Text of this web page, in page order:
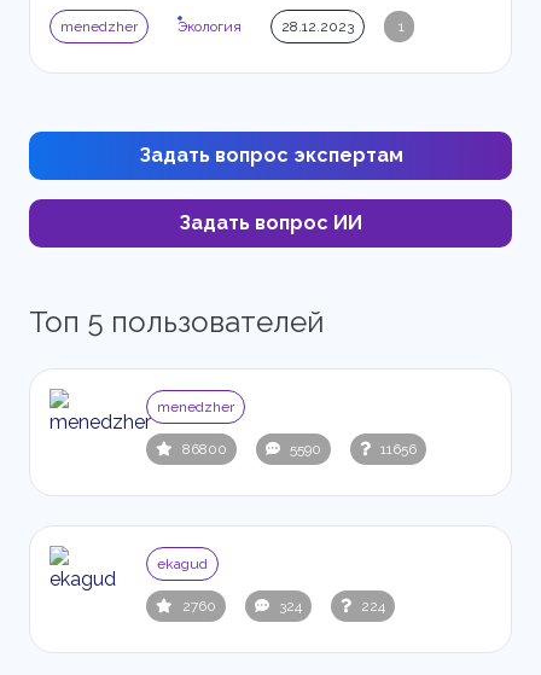
Задать вопрос экспертам
Задать вопрос ИИ
Топ 5 пользователей
menedzher
86800 5590 11656
ekagud
2760 324 224
menedzher Экология 28.12.2023 1